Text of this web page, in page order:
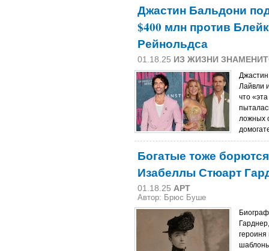
Джастин Бальдони
$400 млн против
Рейнольдса
01.18.25 ИЗ ЖИЗНИ
Лайвли
что
ложных
Богатые тоже
Изабеллы Стюарт
01.18.25 АРТ
Автор: Брюс Буше
героиня